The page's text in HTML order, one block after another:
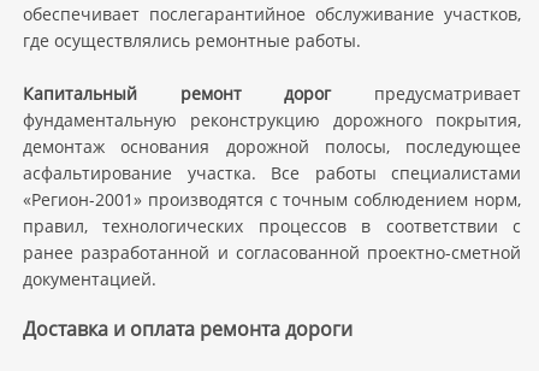
обеспечивает послегарантийное обслуживание участков,
где осуществлялись ремонтные работы.
Капитальный ремонт дорог предусматривает
фундаментальную реконструкцию дорожного покрытия,
демонтаж основания дорожной полосы, последующее
асфальтирование участка. Все работы специалистами
«Регион-2001» производятся с точным соблюдением норм,
правил, технологических процессов в соответствии с
ранее разработанной и согласованной проектно-сметной
документацией.
Доставка и оплата ремонта дороги